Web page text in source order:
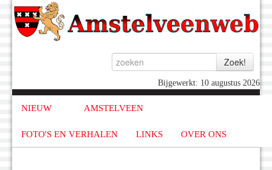
Bijgewerkt: 10 augustus 2026
NIEUW AMSTELVEEN
FOTO'S EN VERHALEN LINKS OVER ONS